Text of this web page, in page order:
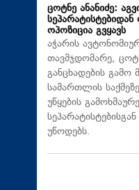
ცოტნე ანანიძე:
ოპოზიცია გვყავს
აჭარის
თავმჯდომარე,
განცხადების
სამართლის
უწყების
უწოდებს.